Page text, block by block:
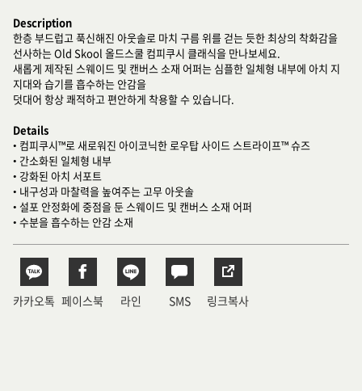
Description
한층 부드럽고 푹신해진 아웃솔로 마치 구름 위를 걷는 듯한 최상의 착화감을
선사하는 Old Skool 올드스쿨 컴피쿠시 클래식을 만나보세요.
새롭게 제작된 스웨이드 및 캔버스 소재 어퍼는 심플한 일체형 내부에 아치 지
지대와 습기를 흡수하는 안감을
덧대어 항상 쾌적하고 편안하게 착용할 수 있습니다.
Details
• 컴피쿠시™로 새로워진 아이코닉한 로우탑 사이드 스트라이프™ 슈즈
• 간소화된 일체형 내부
• 강화된 아치 서포트
• 내구성과 마찰력을 높여주는 고무 아웃솔
• 설포 안정화에 중점을 둔 스웨이드 및 캔버스 소재 어퍼
• 수분을 흡수하는 안감 소재
카카오톡 페이스북 라인 SMS 링크복사